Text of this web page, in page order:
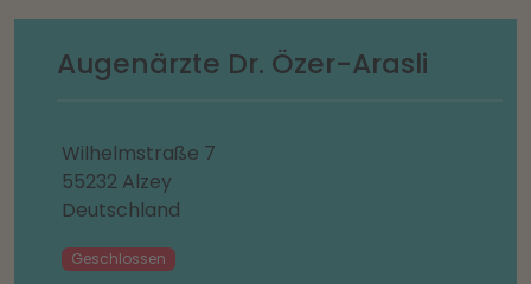
Augenärzte Dr. Özer-Arasli
Wilhelmstraße 7
55232 Alzey
Deutschland
Geschlossen